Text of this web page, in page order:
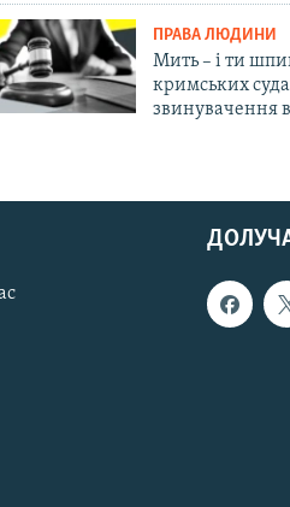
ПРАВА ЛЮДИНИ
Мить – і ти
кримських
звинувачення